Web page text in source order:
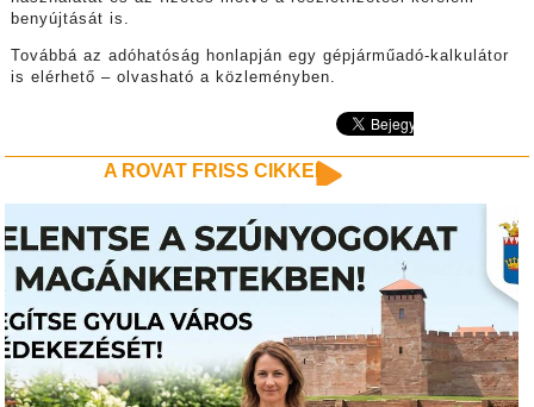
benyújtását is.
Továbbá az adóhatóság honlapján egy gépjárműadó-kalkulátor
is elérhető – olvasható a közleményben.
A ROVAT FRISS CIKKEI